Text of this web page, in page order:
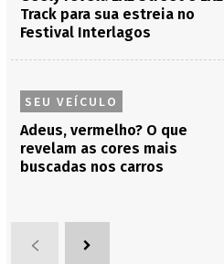
Track para sua estreia no
Festival Interlagos
SEU VEÍCULO
Adeus, vermelho? O que
revelam as cores mais
buscadas nos carros